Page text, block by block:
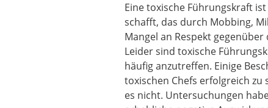
Eine toxische Führungskraft
schafft, das durch Mobbing,
Mangel an Respekt
Leider sind toxische
häufig anzutreffen. Einige
toxischen Chefs erfolgreich
es nicht. Untersuchungen